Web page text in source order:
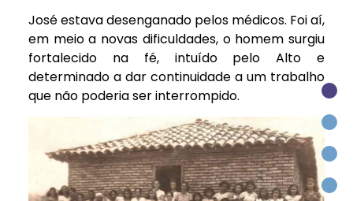
José estava desenganado pelos médicos. Foi aí,
em meio a novas dificuldades, o homem surgiu
fortalecido na fé, intuído pelo Alto e
determinado a dar continuidade a um trabalho
que não poderia ser interrompido.